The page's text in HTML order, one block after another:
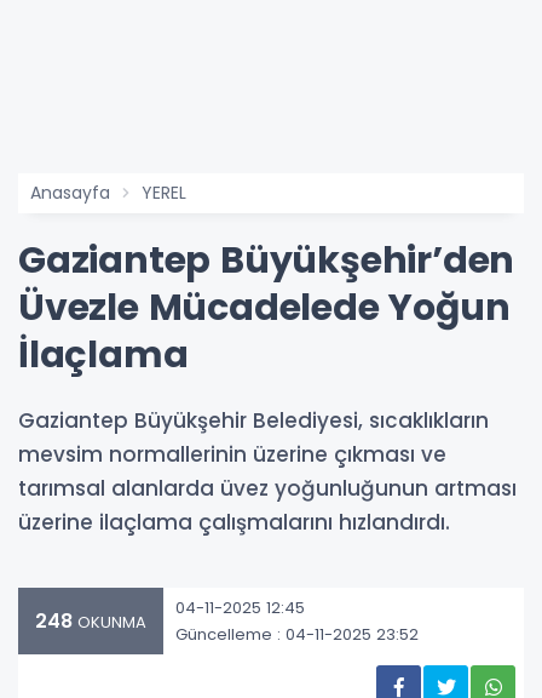
Anasayfa YEREL
Gaziantep Büyükşehir’den
Üvezle Mücadelede Yoğun
İlaçlama
Gaziantep Büyükşehir Belediyesi, sıcaklıkların
mevsim normallerinin üzerine çıkması ve
tarımsal alanlarda üvez yoğunluğunun artması
üzerine ilaçlama çalışmalarını hızlandırdı.
248 OKUNMA
04-11-2025 12:45
Güncelleme : 04-11-2025 23:52